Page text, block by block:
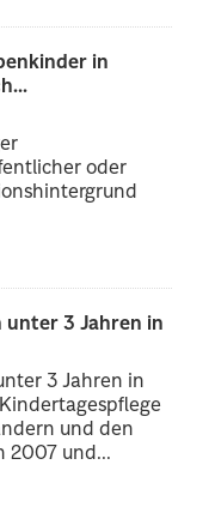
in
oder
3 Jahren in
3 Jahren in
und den
2007 und...